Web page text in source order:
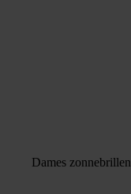
Dames zonnebrillen